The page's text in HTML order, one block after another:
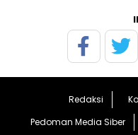
Redaksi
Pedoman Media Siber